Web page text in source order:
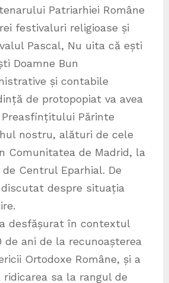
Patriarhiei Române
festivaluri religioase și
Pascal, Nu uita că ești
Doamne Bun
și contabile
de protopopiat va avea
Părinte
nostru, alături de cele
Comunitatea de Madrid, la
Centrul Eparhial. De
despre situația
desfășurat în contextul
de ani de la recunoașterea
Ortodoxe Române, și a
ridicarea sa la rangul de